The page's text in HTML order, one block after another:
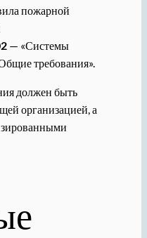
пожарной
— «Системы
требования».
должен быть
организацией, а